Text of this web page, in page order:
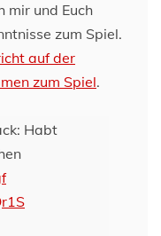
mir und Euch
zum Spiel.
auf der
zum Spiel.
Habt